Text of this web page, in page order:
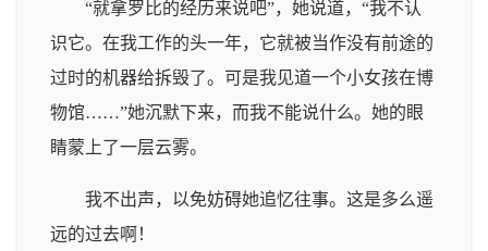
“就拿罗比的经历来说吧”，她说道，“我不认
识它。在我工作的头一年，它就被当作没有前途的
过时的机器给拆毁了。可是我见道一个小女孩在博
物馆……”她沉默下来，而我不能说什么。她的眼
睛蒙上了一层云雾。
我不出声，以免妨碍她追忆往事。这是多么遥
远的过去啊！